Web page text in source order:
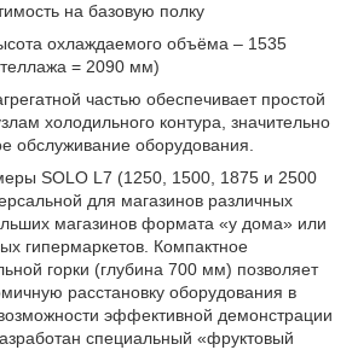
на базовую полку
охлаждаемого объёма – 1535
= 2090 мм)
частью обеспечивает простой
холодильного контура, значительно
обслуживание оборудования.
SOLO L7 (1250, 1500, 1875 и 2500
для магазинов различных
магазинов формата «у дома» или
гипермаркетов. Компактное
горки (глубина 700 мм) позволяет
расстановку оборудования в
эффективной демонстрации
специальный «фруктовый